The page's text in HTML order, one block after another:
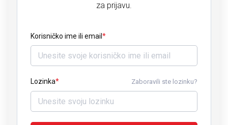
za prijavu.
Korisničko ime ili email
Lozinka Zaboravili ste lozinku?